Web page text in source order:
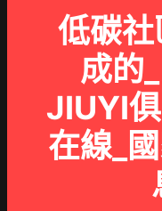
低碳社
成的
JIUYI
在線_